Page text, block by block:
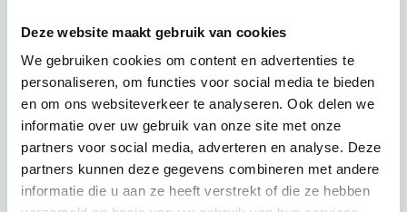
Deze website maakt gebruik van cookies
We gebruiken cookies om content en advertenties te
personaliseren, om functies voor social media te bieden
en om ons websiteverkeer te analyseren. Ook delen we
informatie over uw gebruik van onze site met onze
partners voor social media, adverteren en analyse. Deze
partners kunnen deze gegevens combineren met andere
informatie die u aan ze heeft verstrekt of die ze hebben
Ontdek de kracht van SOLO rugspuiten bij Kerstens
Voeten! Of je nu een gepassioneerde tuinliefhebber bent
die zijn tuin wil verzorgen of een professionele hovenier
die op zoek is naar betrouwbare apparatuur, onze SOLO
rugspuiten bieden de perfecte oplossing. Met hun
robuuste constructie en gebruiksvriendelijk ontwerp zijn
ze ideaal voor het nauwkeurig en efficiënt besproeien
van jouw tuin of professionele projecten. Kies voor